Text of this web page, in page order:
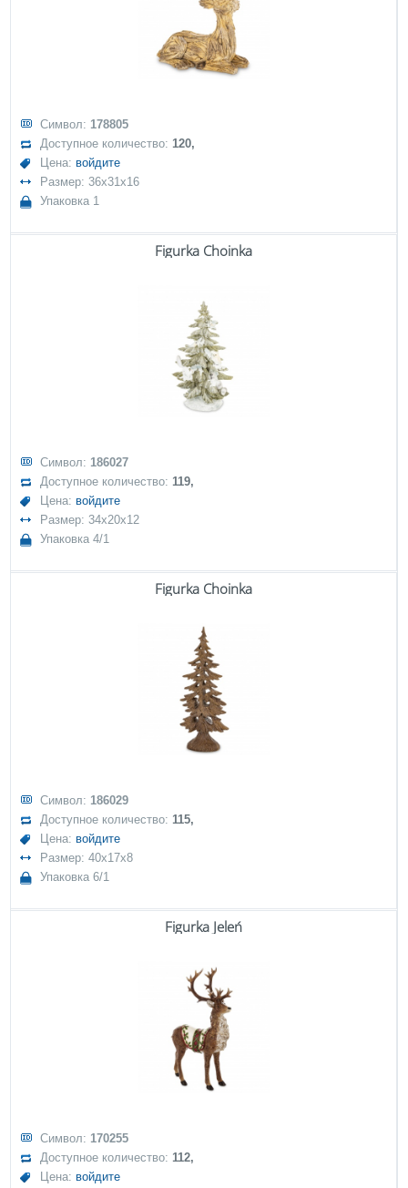
Символ: 178805
Доступное количество:120,
Цена: войдите
Размер: 36x31x16
Упаковка 1
Figurka Choinka
Символ: 186027
Доступное количество:119,
Цена: войдите
Размер: 34x20x12
Упаковка 4/1
Figurka Choinka
Символ: 186029
Доступное количество:115,
Цена: войдите
Размер: 40x17x8
Упаковка 6/1
Figurka Jeleń
Символ: 170255
Доступное количество:112,
Цена: войдите